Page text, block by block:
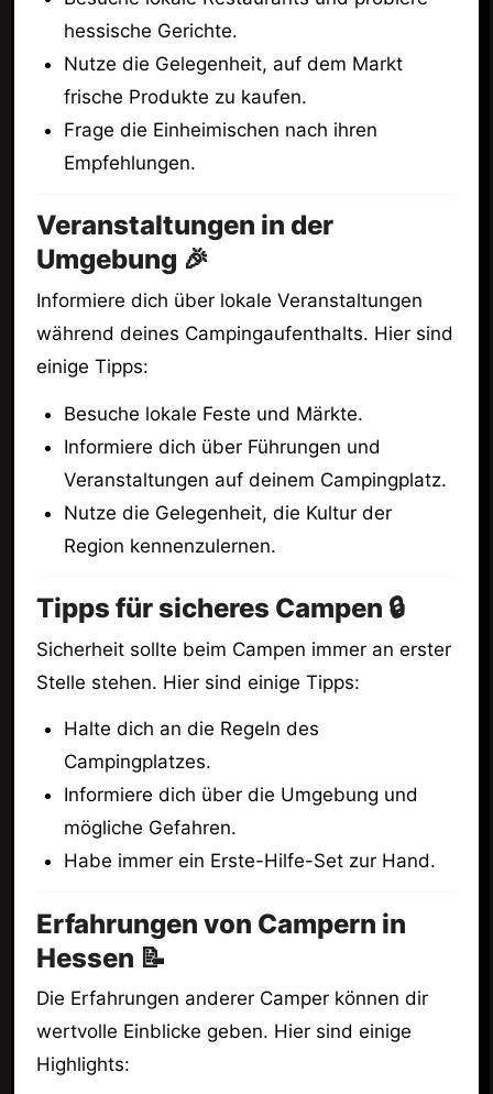
hessische Gerichte.
Nutze die Gelegenheit, auf dem Markt
frische Produkte zu kaufen.
Frage die Einheimischen nach ihren
Empfehlungen.
Veranstaltungen in der
Umgebung 🎉
Informiere dich über lokale Veranstaltungen
während deines Campingaufenthalts. Hier sind
einige Tipps:
Besuche lokale Feste und Märkte.
Informiere dich über Führungen und
Veranstaltungen auf deinem Campingplatz.
Nutze die Gelegenheit, die Kultur der
Region kennenzulernen.
Tipps für sicheres Campen 🔒
Sicherheit sollte beim Campen immer an erster
Stelle stehen. Hier sind einige Tipps:
Halte dich an die Regeln des
Campingplatzes.
Informiere dich über die Umgebung und
mögliche Gefahren.
Habe immer ein Erste-Hilfe-Set zur Hand.
Erfahrungen von Campern in
Hessen 📝
Die Erfahrungen anderer Camper können dir
wertvolle Einblicke geben. Hier sind einige
Highlights: